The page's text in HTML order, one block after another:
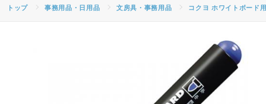
トップ 事務用品・日用品 文房具・事務用品 コクヨ ホワイトボード